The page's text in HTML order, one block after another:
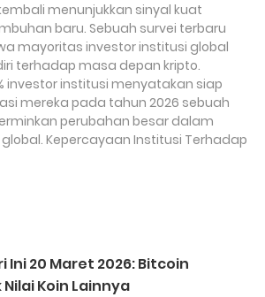
menunjukkan sinyal kuat
baru. Sebuah survei terbaru
mayoritas investor institusi global
terhadap masa depan kripto.
investor institusi menyatakan siap
mereka pada tahun 2026 sebuah
perubahan besar dalam
Kepercayaan Institusi Terhadap
Ini 20 Maret 2026: Bitcoin
Koin Lainnya